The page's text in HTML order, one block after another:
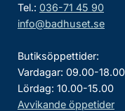
Tel.: 036-71 45 90
info@badhuset.se
Butiksöppettider:
Vardagar: 09.00-18.00
Lördag: 10.00-15.00
Avvikande öppetider